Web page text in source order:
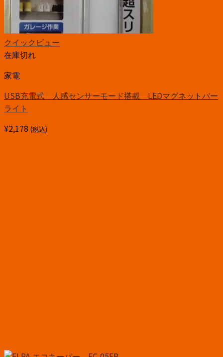
クイックビュー
在庫切れ
家電
USB充電式 人感センサーモード搭載 LEDマグネットバー
ライト
¥2,178 (税込)